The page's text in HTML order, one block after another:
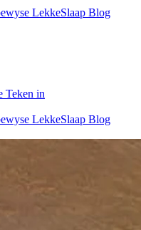
LekkeSlaap Blog
Teken in
LekkeSlaap Blog